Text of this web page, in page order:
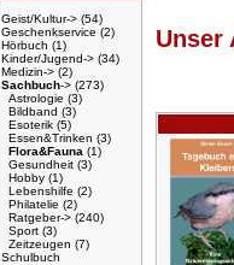
Geist/Kultur-> (54)
Geschenkservice (2)
Hörbuch (1)
Kinder/Jugend-> (34)
Medizin-> (2)
Sachbuch-> (273)
Astrologie (3)
Bildband (3)
Esoterik (5)
Essen&Trinken (3)
Flora&Fauna (1)
Gesundheit (3)
Hobby (1)
Lebenshilfe (2)
Philatelie (2)
Ratgeber-> (240)
Sport (3)
Zeitzeugen (7)
Schulbuch
Unser